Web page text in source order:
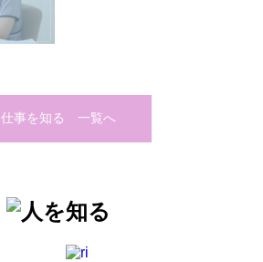
仕事を知る 一覧へ